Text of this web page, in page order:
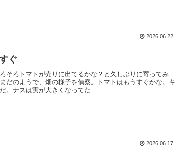
2026.06.22
ぐ
そろトマトが売りに出てるかな？と久しぶりに寄ってみ
だのようで、畑の様子を偵察。トマトはもうすぐかな。キ
。ナスは実が大きくなってた
2026.06.17